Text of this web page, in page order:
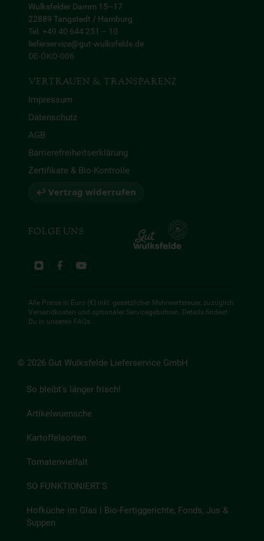
Wulksfelder Damm 15–17
22889 Tangstedt / Hamburg
Tel. +49 40 644 251 – 10
lieferservice@gut-wulksfelde.de
DE-ÖKO-006
VERTRAUEN & TRANSPARENZ
Impressum
Datenschutz
AGB
Barrierefreiheitserklärung
Zertifikate & Bio-Kontrolle
↩ Vertrag widerrufen
FOLGE UNS
Alle Preise in Euro (€) inkl. gesetzlicher Mehrwertsteuer, zuzüglich
Versandkosten und optionaler Servicegebühren. Details findest
Du in unseren FAQs.
© 2026 Gut Wulksfelde Lieferservice GmbH
So bleibt's länger frisch!
Artikelwuensche
Kartoffelsorten
Tomatenvielfalt
SO FUNKTIONIERT'S
Hofküche im Glas | Bio-Fertiggerichte, Fonds, Jus &
Suppen